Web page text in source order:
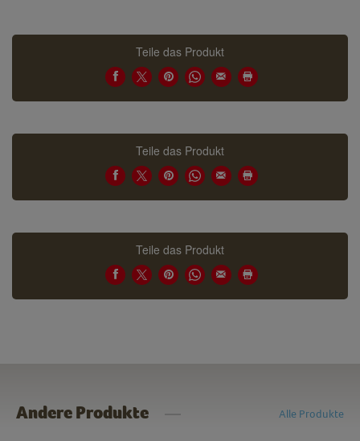
Teile das Produkt
Teile das Produkt
Teile das Produkt
Andere Produkte Alle Produkte